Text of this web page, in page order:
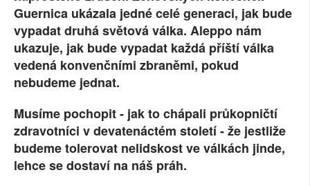
Guernica ukázala jedné celé generaci, jak bude
vypadat druhá světová válka. Aleppo nám
ukazuje, jak bude vypadat každá příští válka
vedená konvenčními zbraněmi, pokud
nebudeme jednat.
Musíme pochopit - jak to chápali průkopničtí
zdravotníci v devatenáctém století - že jestliže
budeme tolerovat nelidskost ve válkách jinde,
lehce se dostaví na náš práh.